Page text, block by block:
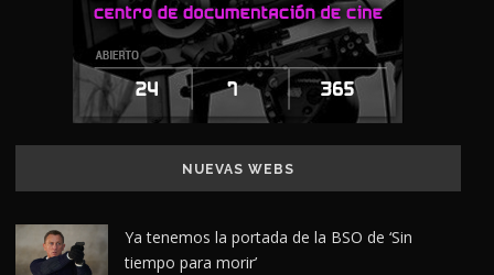
NUEVAS WEBS
Ya tenemos la portada de la BSO de ‘Sin
tiempo para morir’